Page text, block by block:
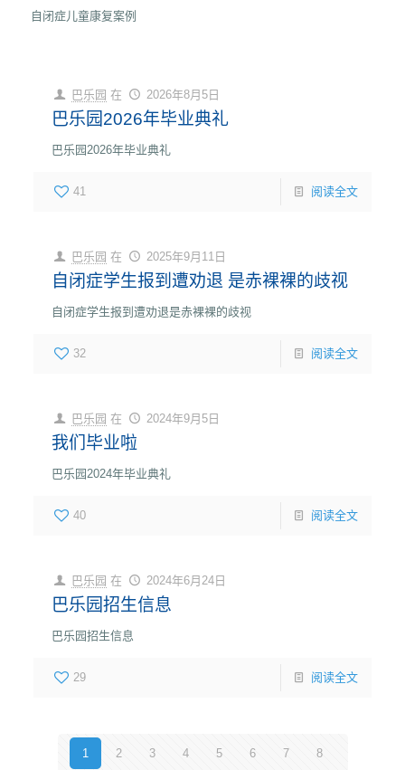
自闭症儿童康复案例
巴乐园 在 2026年8月5日
巴乐园2026年毕业典礼
巴乐园2026年毕业典礼
41 阅读全文
巴乐园 在 2025年9月11日
自闭症学生报到遭劝退 是赤裸裸的歧视
自闭症学生报到遭劝退是赤裸裸的歧视
32 阅读全文
巴乐园 在 2024年9月5日
我们毕业啦
巴乐园2024年毕业典礼
40 阅读全文
巴乐园 在 2024年6月24日
巴乐园招生信息
巴乐园招生信息
29 阅读全文
1 2 3 4 5 6 7 8